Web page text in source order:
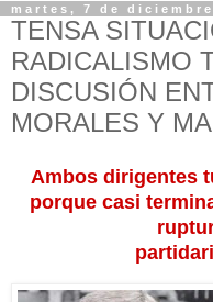
martes, 7 de diciembre
TENSA
RADICALISMO
DISCUSIÓN
MORALES Y
Ambos dirigentes
porque casi